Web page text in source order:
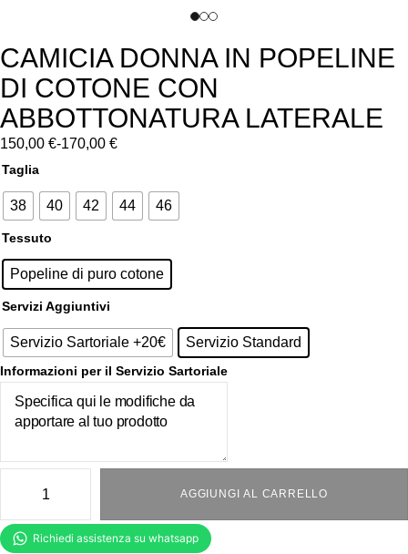
CAMICIA DONNA IN POPELINE
DI COTONE CON
ABBOTTONATURA LATERALE
150,00 €-170,00 €
Taglia
38 40 42 44 46
Tessuto
Popeline di puro cotone
Servizi Aggiuntivi
Servizio Sartoriale +20€ Servizio Standard
Informazioni per il Servizio Sartoriale
AGGIUNGI AL CARRELLO